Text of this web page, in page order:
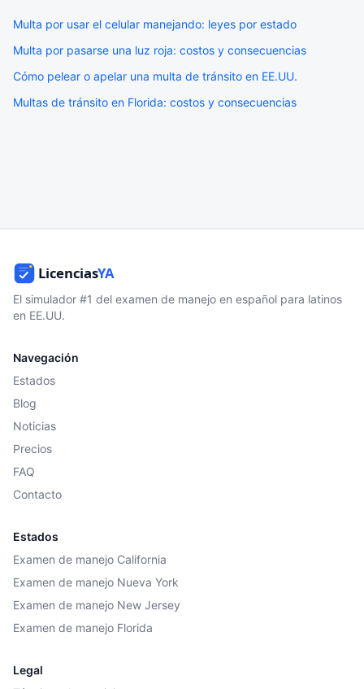
Multa por usar el celular manejando: leyes por estado
Multa por pasarse una luz roja: costos y consecuencias
Cómo pelear o apelar una multa de tránsito en EE.UU.
Multas de tránsito en Florida: costos y consecuencias
El simulador #1 del examen de manejo en español para latinos
en EE.UU.
Navegación
Estados
Blog
Noticias
Precios
FAQ
Contacto
Estados
Examen de manejo California
Examen de manejo Nueva York
Examen de manejo New Jersey
Examen de manejo Florida
Legal